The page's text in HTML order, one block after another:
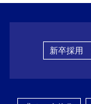
新卒採用